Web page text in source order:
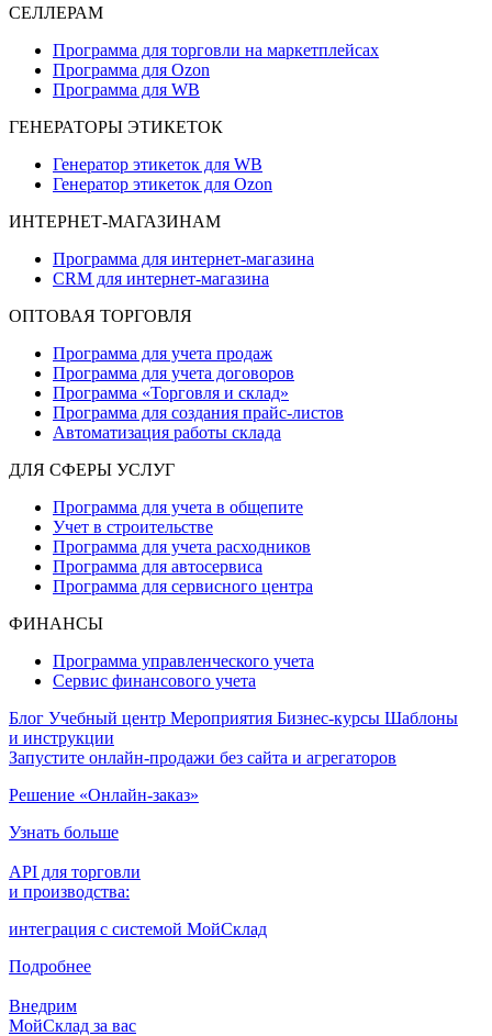
СЕЛЛЕРАМ
Программа для торговли на маркетплейсах
Программа для Ozon
Программа для WB
ГЕНЕРАТОРЫ ЭТИКЕТОК
Генератор этикеток для WB
Генератор этикеток для Ozon
ИНТЕРНЕТ-МАГАЗИНАМ
Программа для интернет-магазина
CRM для интернет-магазина
ОПТОВАЯ ТОРГОВЛЯ
Программа для учета продаж
Программа для учета договоров
Программа «Торговля и склад»
Программа для создания прайс‑листов
Автоматизация работы склада
ДЛЯ СФЕРЫ УСЛУГ
Программа для учета в общепите
Учет в строительстве
Программа для учета расходников
Программа для автосервиса
Программа для сервисного центра
ФИНАНСЫ
Программа управленческого учета
Сервис финансового учета
Блог Учебный центр Мероприятия Бизнес-курсы Шаблоны
и инструкции
Запустите онлайн-продажи без сайта и агрегаторов
Решение «Онлайн-заказ»
Узнать больше
API для торговли
и производства:
интеграция с системой МойСклад
Подробнее
Внедрим
МойСклад за вас